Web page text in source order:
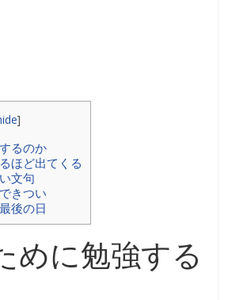
]
るのか
ほど出てくる
文句
きつい
後の日
めに勉強する